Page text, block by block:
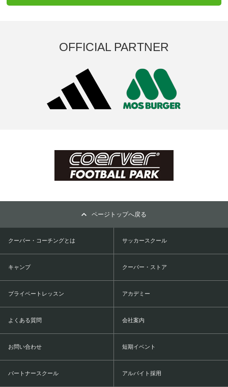
OFFICIAL PARTNER
ページトップへ戻る
クーバー・コーチングとは サッカースクール
キャンプ クーバー・ストア
プライベートレッスン アカデミー
よくある質問 会社案内
お問い合わせ 短期イベント
パートナースクール アルバイト採用